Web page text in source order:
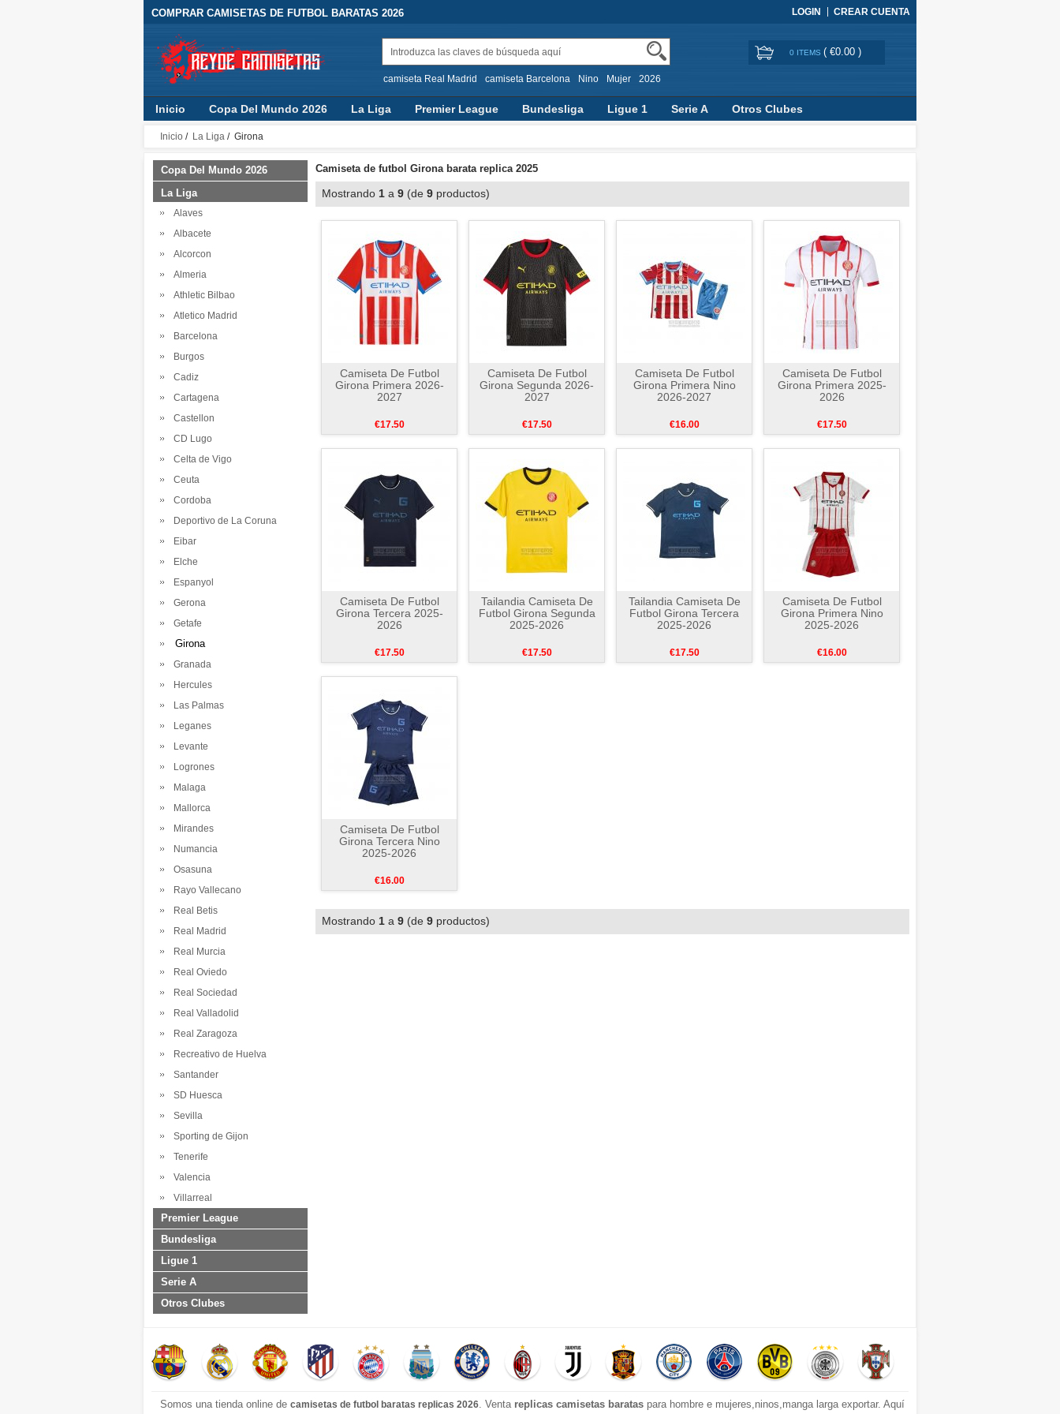
COMPRAR CAMISETAS DE FUTBOL BARATAS 2026 LOGIN CREAR CUENTA
camiseta Real Madrid camiseta Barcelona Nino Mujer 2026
0 ITEMS ( €0.00 )
Inicio Copa Del Mundo 2026 La Liga Premier League Bundesliga Ligue 1 Serie A Otros Clubes
Inicio / La Liga / Girona
Copa Del Mundo 2026
La Liga
Alaves
Albacete
Alcorcon
Almeria
Athletic Bilbao
Atletico Madrid
Barcelona
Burgos
Cadiz
Cartagena
Castellon
CD Lugo
Celta de Vigo
Ceuta
Cordoba
Deportivo de La Coruna
Eibar
Elche
Espanyol
Gerona
Getafe
Girona
Granada
Hercules
Las Palmas
Leganes
Levante
Logrones
Malaga
Mallorca
Mirandes
Numancia
Osasuna
Rayo Vallecano
Real Betis
Real Madrid
Real Murcia
Real Oviedo
Real Sociedad
Real Valladolid
Real Zaragoza
Recreativo de Huelva
Santander
SD Huesca
Sevilla
Sporting de Gijon
Tenerife
Valencia
Villarreal
Premier League
Bundesliga
Ligue 1
Serie A
Otros Clubes
Camiseta de futbol Girona barata replica 2025
Mostrando 1 a 9 (de 9 productos)
Camiseta De Futbol
Girona Primera 2026-
2027
€17.50
Camiseta De Futbol
Girona Segunda 2026-
2027
€17.50
Camiseta De Futbol
Girona Primera Nino
2026-2027
€16.00
Camiseta De Futbol
Girona Primera 2025-
2026
€17.50
Camiseta De Futbol
Girona Tercera 2025-
2026
€17.50
Tailandia Camiseta De
Futbol Girona Segunda
2025-2026
€17.50
Tailandia Camiseta De
Futbol Girona Tercera
2025-2026
€17.50
Camiseta De Futbol
Girona Primera Nino
2025-2026
€16.00
Camiseta De Futbol
Girona Tercera Nino
2025-2026
€16.00
Mostrando 1 a 9 (de 9 productos)
Somos una tienda online de camisetas de futbol baratas replicas 2026. Venta replicas camisetas baratas para hombre e mujeres,ninos,manga larga exportar. Aquí